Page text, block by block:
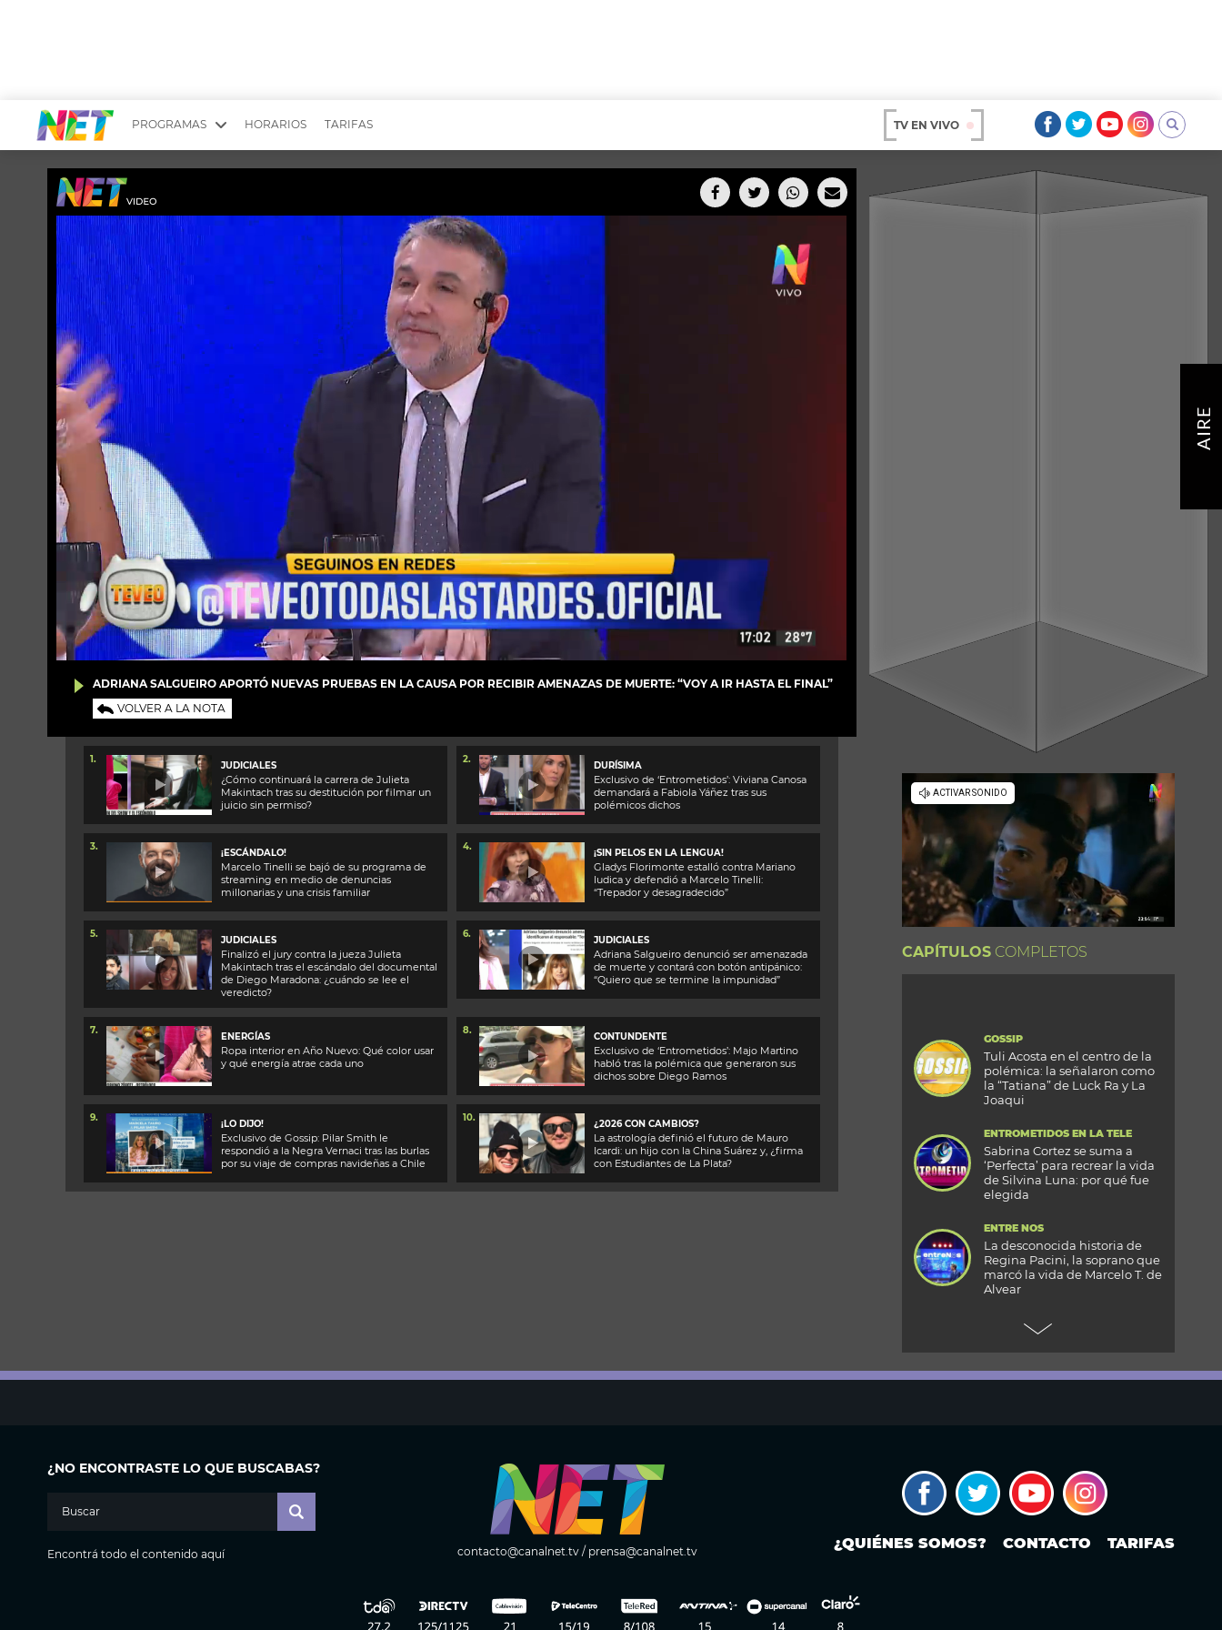
PROGRAMAS
YUYITO A LA TARDE
LONGOBARDI
QUÉ TE PASA
EL OLIVO BLANCO
TU LUGAR IDEAL
CHICHE EN VIVO
DR. BEAUTY
EL SEÑOR DE LOS CIELOS
ARGENTINOS X ARGENTINA
ESTÉTICA 360 TV
CARAS Y NEGOCIOS
SCOUTING PARA UN CAMBIO
HAIR RECOVERY
GOSSIP
ENTROMETIDOS EN LA TELE
ENTRE NOS
MODO FONTEVECCHIA
PERIODISMO PURO
REPERFILAR
CINE NET
TODOS PODEMOS VIAJAR
PARES DE COMEDIA
FIESTAS ARGENTINAS
HORARIOS TARIFAS TV EN VIVO
ADRIANA SALGUEIRO APORTÓ NUEVAS PRUEBAS EN LA CAUSA POR RECIBIR AMENAZAS DE MUERTE: “VOY A IR HASTA EL FINAL”
VOLVER A LA NOTA
1.
JUDICIALES
¿Cómo continuará la carrera de Julieta
Makintach tras su destitución por filmar un
juicio sin permiso?
2.
DURÍSIMA
Exclusivo de ‘Entrometidos’: Viviana Canosa
demandará a Fabiola Yáñez tras sus
polémicos dichos
3.
¡ESCÁNDALO!
Marcelo Tinelli se bajó de su programa de
streaming en medio de denuncias
millonarias y una crisis familiar
4.
¡SIN PELOS EN LA LENGUA!
Gladys Florimonte estalló contra Mariano
Iudica y defendió a Marcelo Tinelli:
“Trepador y desagradecido”
5.
JUDICIALES
Finalizó el jury contra la jueza Julieta
Makintach tras el escándalo del documental
de Diego Maradona: ¿cuándo se lee el
veredicto?
6.
JUDICIALES
Adriana Salgueiro denunció ser amenazada
de muerte y contará con botón antipánico:
“Quiero que se termine la impunidad”
7.
ENERGÍAS
Ropa interior en Año Nuevo: Qué color usar
y qué energía atrae cada uno
8.
CONTUNDENTE
Exclusivo de ‘Entrometidos’: Majo Martino
habló tras la polémica que generaron sus
dichos sobre Diego Ramos
9.
¡LO DIJO!
Exclusivo de Gossip: Pilar Smith le
respondió a la Negra Vernaci tras las burlas
por su viaje de compras navideñas a Chile
10.
¿2026 CON CAMBIOS?
La astrología definió el futuro de Mauro
Icardi: un hijo con la China Suárez y, ¿firma
con Estudiantes de La Plata?
CAPÍTULOS COMPLETOS
GOSSIP
Tuli Acosta en el centro de la
polémica: la señalaron como
la “Tatiana” de Luck Ra y La
Joaqui
ENTROMETIDOS EN LA TELE
Sabrina Cortez se suma a
‘Perfecta’ para recrear la vida
de Silvina Luna: por qué fue
elegida
ENTRE NOS
La desconocida historia de
Regina Pacini, la soprano que
marcó la vida de Marcelo T. de
Alvear
+CARAS
todos los detalles de la mega
fiesta en el Palacio
Reconquista
Ushuaia
MODO FONTEVECCHIA
detrás de una discusión que
¿NO ENCONTRASTE LO QUE BUSCABAS?
Encontrá todo el contenido aquí contacto@canalnet.tv/ prensa@canalnet.tv ¿QUIÉNES SOMOS? CONTACTO TARIFAS
AIRE